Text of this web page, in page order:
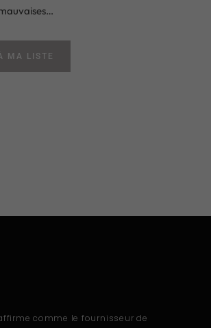
MA LISTE
comme le fournisseur de